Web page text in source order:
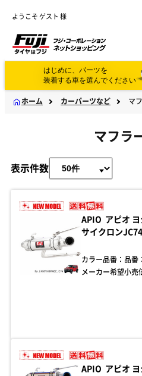
ようこそ ゲスト 様
はじめに、パーツを
装着する車を選んでください
ホーム カーパーツなど マ
マフラ
表示件数
APIO アピオ ヨシムラマフラー ステンレス
サイクロン
基準対応）AT
レス製 出口外
カラー品番： 品番
メーカー希望小売
APIO アピオ ヨシムラマフラー トツゲキR-